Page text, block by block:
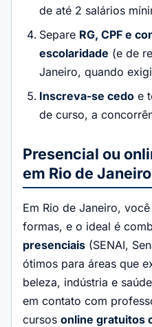
de até 2 salários
Separe RG, CPF e
escolaridade (e de
Janeiro, quando
Inscreva-se cedo e
de curso, a
Presencial ou
em Rio de Janeiro
Em Rio de Janeiro,
formas, e o ideal é
presenciais (SENAI,
ótimos para áreas que
beleza, indústria e
em contato com
cursos online gratuitos